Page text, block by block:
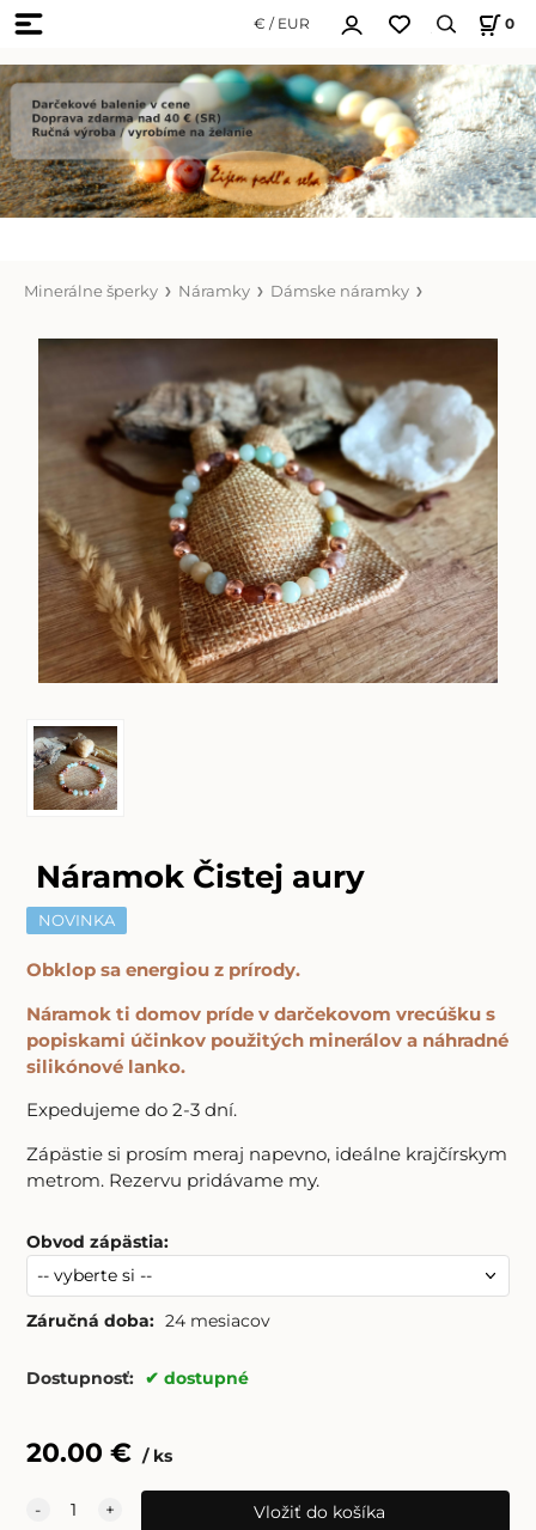
€ / EUR 0
Minerálne šperky Náramky Dámske náramky
Náramok Čistej aury
NOVINKA
Obklop sa energiou z prírody.
Náramok ti domov príde v darčekovom vrecúšku s
popiskami účinkov použitých minerálov a náhradné
silikónové lanko.
Expedujeme do 2-3 dní.
Zápästie si prosím meraj napevno, ideálne krajčírskym
metrom. Rezervu pridávame my.
Obvod zápästia:
Záručná doba: 24 mesiacov
Dostupnosť: dostupné
20.00 € ks